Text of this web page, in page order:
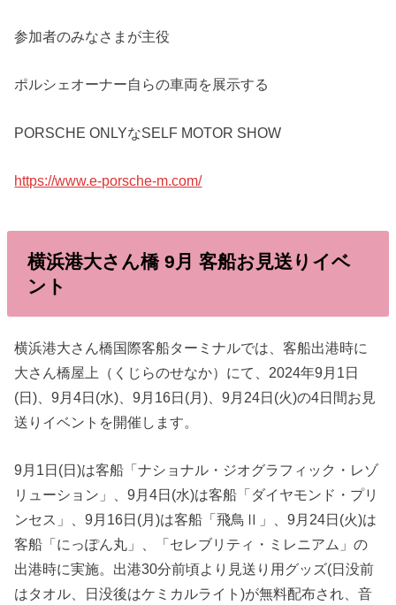
参加者のみなさまが主役
ポルシェオーナー自らの車両を展示する
PORSCHE ONLYなSELF MOTOR SHOW
https://www.e-porsche-m.com/
横浜港大さん橋 9月 客船お見送りイベ
ント
横浜港大さん橋国際客船ターミナルでは、客船出港時に
大さん橋屋上（くじらのせなか）にて、2024年9月1日
(日)、9月4日(水)、9月16日(月)、9月24日(火)の4日間お見
送りイベントを開催します。
9月1日(日)は客船「ナショナル・ジオグラフィック・レゾ
リューション」、9月4日(水)は客船「ダイヤモンド・プリ
ンセス」、9月16日(月)は客船「飛鳥Ⅱ」、9月24日(火)は
客船「にっぽん丸」、「セレブリティ・ミレニアム」の
出港時に実施。出港30分前頃より見送り用グッズ(日没前
はタオル、日没後はケミカルライト)が無料配布され、音